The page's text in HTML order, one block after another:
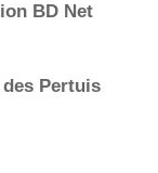
BD Net
Pertuis